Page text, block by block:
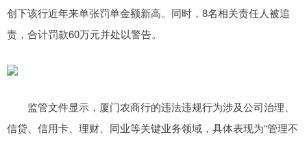
创下该行近年来单张罚单金额新高。同时，8名相关责任人被追
责，合计罚款60万元并处以警告。
监管文件显示，厦门农商行的违法违规行为涉及公司治理、
信贷、信用卡、理财、同业等关键业务领域，具体表现为“管理不